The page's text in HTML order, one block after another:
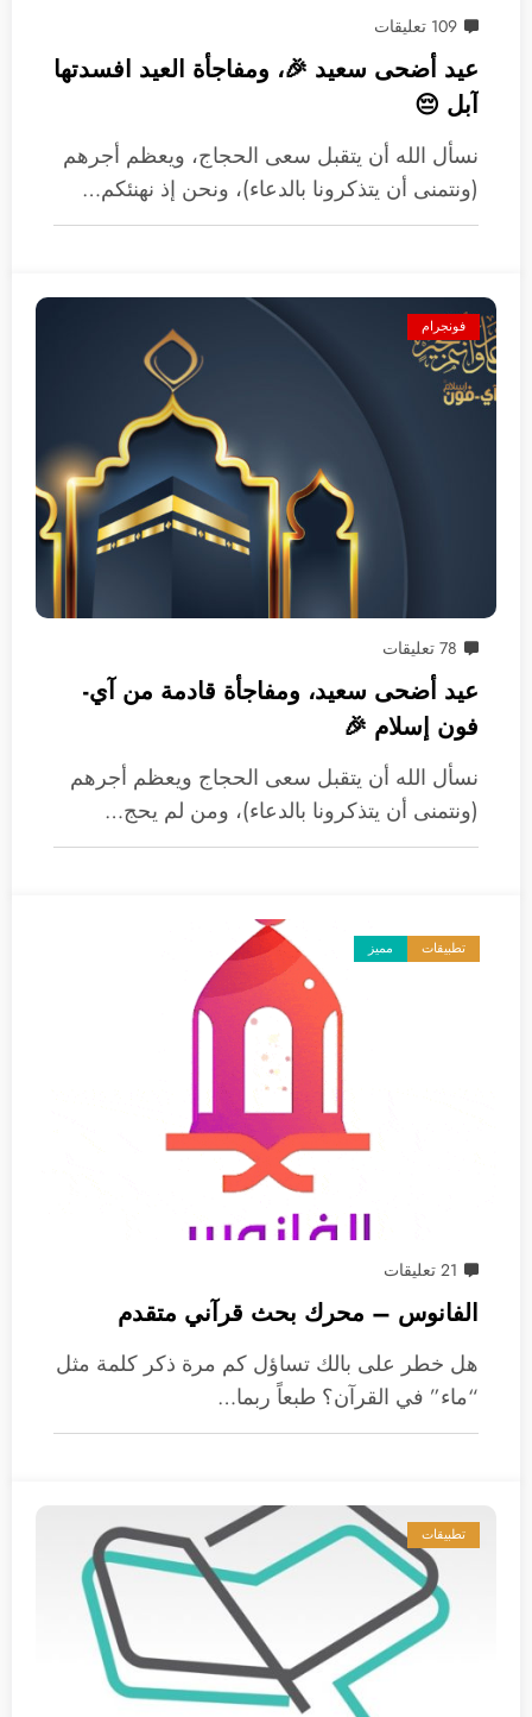
109 تعليقات
عيد أضحى سعيد 🎉، ومفاجأة العيد افسدتها
آبل 😔
نسأل الله أن يتقبل سعى الحجاج، ويعظم أجرهم
(ونتمنى أن يتذكرونا بالدعاء)، ونحن إذ نهنئكم…
فونجرام
78 تعليقات
عيد أضحى سعيد، ومفاجأة قادمة من آي-
فون إسلام 🎉
نسأل الله أن يتقبل سعى الحجاج ويعظم أجرهم
(ونتمنى أن يتذكرونا بالدعاء)، ومن لم يحج…
تطبيقات مميز
21 تعليقات
الفانوس – محرك بحث قرآني متقدم
هل خطر على بالك تساؤل كم مرة ذكر كلمة مثل
“ماء” في القرآن؟ طبعاً ربما…
تطبيقات